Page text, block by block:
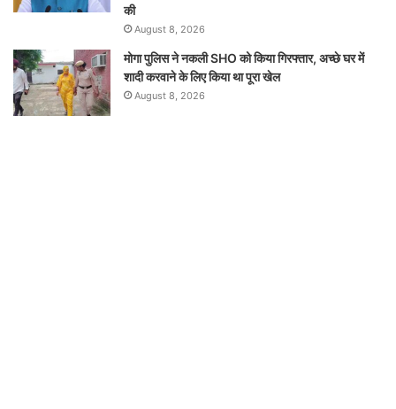
की
August 8, 2026
मोगा पुलिस ने नकली SHO को किया गिरफ्तार, अच्छे घर में
शादी करवाने के लिए किया था पूरा खेल
August 8, 2026